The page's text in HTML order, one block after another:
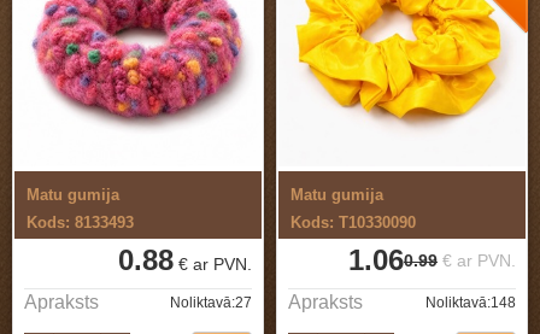
Matu gumija
Kods: 8133493
0.88 € ar PVN.
Apraksts Noliktavā:27
Matu gumija
Kods: T10330090
0.99 € ar PVN.
1.06
Apraksts Noliktavā:148